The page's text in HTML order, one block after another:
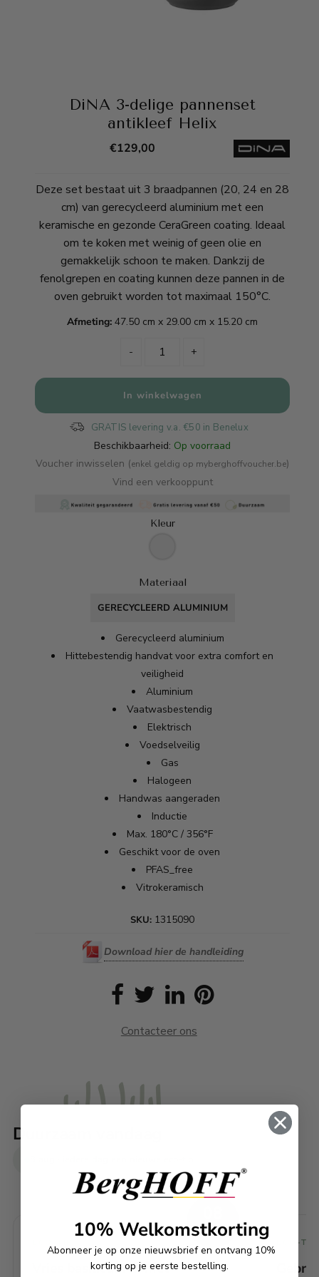
DiNA 3-delige pannenset
antikleef Helix
€129,00
Deze set bestaat uit 3 braadpannen (20, 24 en 28
cm) van gerecycleerd aluminium met een
keramische en gezonde CeraGreen coating. Ideaal
om te koken met weinig of geen olie en
gemakkelijk schoon te maken. Dankzij de
fenolgrepen en coating kunnen deze pannen in de
oven gebruikt worden tot maximaal 150°C.
Afmeting:47.50 cm x 29.00 cm x 15.20 cm
- +
GRATIS levering v.a. €50 in Benelux
Beschikbaarheid: Op voorraad
Voucher inwisselen (enkel geldig op myberghoffvoucher.be)
Vind een verkooppunt
Kleur
Materiaal
GERECYCLEERD ALUMINIUM
Gerecycleerd aluminium
Hittebestendig handvat voor extra comfort en
veiligheid
Aluminium
Vaatwasbestendig
Elektrisch
Voedselveilig
Gas
Halogeen
Handwas aangeraden
Inductie
Max. 180°C / 356°F
Geschikt voor de oven
PFAS_free
Vitrokeramisch
SKU: 1315090
Download hier de handleiding
Contacteer ons
Duurzaam vandaag
AUG
TIP
Vries basilicum in met
ECO-TIP
10% Welkomstkorting
Abonneer je op onze nieuwsbrief en ontvang 10%
korting op je eerste bestelling.